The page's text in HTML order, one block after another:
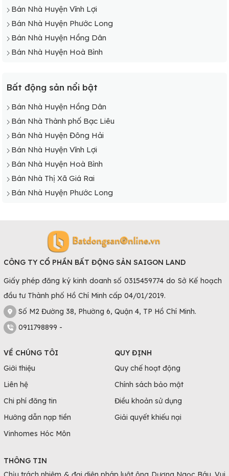
Bán Nhà Huyện Vĩnh Lợi
Bán Nhà Huyện Phước Long
Bán Nhà Huyện Hồng Dân
Bán Nhà Huyện Hoà Bình
Bất động sản nổi bật
Bán Nhà Huyện Hồng Dân
Bán Nhà Thành phố Bạc Liêu
Bán Nhà Huyện Đông Hải
Bán Nhà Huyện Vĩnh Lợi
Bán Nhà Huyện Hoà Bình
Bán Nhà Thị Xã Giá Rai
Bán Nhà Huyện Phước Long
CÔNG TY CỔ PHẦN BẤT ĐỘNG SẢN SAIGON LAND
Giấy phép đăng ký kinh doanh số 0315459774 do Sở Kế hoạch
đầu tư Thành phố Hồ Chí Minh cấp 04/01/2019.
Số M2 Đường 38, Phường 6, Quận 4, TP Hồ Chí Minh.
0911798899 -
VỀ CHÚNG TÔI
Giới thiệu
Liên hệ
Chi phí đăng tin
Hướng dẫn nạp tiền
Vinhomes Hóc Môn
QUY ĐỊNH
Quy chế hoạt động
Chính sách bảo mật
Điều khoản sử dụng
Giải quyết khiếu nại
THÔNG TIN